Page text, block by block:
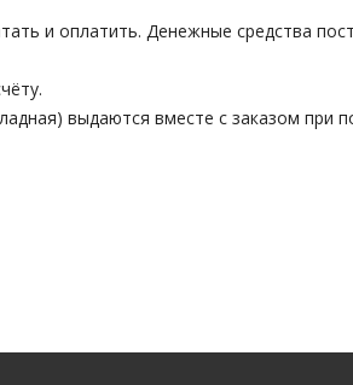
и оплатить. Денежные средства
выдаются вместе с заказом при